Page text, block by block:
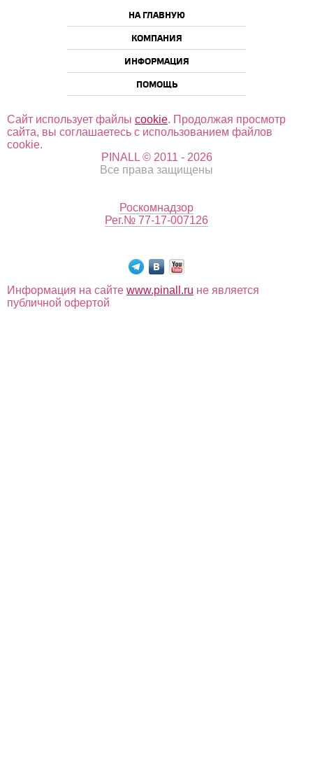
НА ГЛАВНУЮ
КОМПАНИЯ
ИНФОРМАЦИЯ
ПОМОЩЬ
Сайт использует файлы cookie. Продолжая просмотр
сайта, вы соглашаетесь с использованием файлов
cookie.
PINALL © 2011 - 2026
Все права защищены
Роскомнадзор
Рег.№ 77-17-007126
Информация на сайте www.pinall.ru не является
публичной офертой